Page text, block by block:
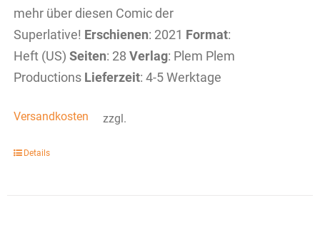
mehr über diesen Comic der
Superlative! Erschienen: 2021 Format:
Heft (US) Seiten: 28 Verlag: Plem Plem
Productions Lieferzeit: 4-5 Werktage
zzgl.
Versandkosten
Details